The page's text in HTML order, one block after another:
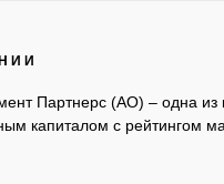
Партнерс (АО) – одна
капиталом с рейтингом